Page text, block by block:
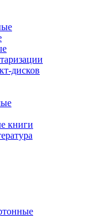
дисков
книги